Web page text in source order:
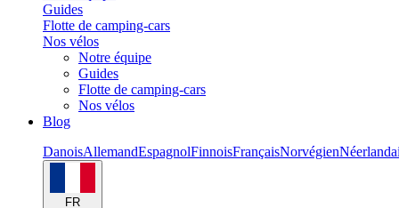
Guides
Flotte de camping-cars
Nos vélos
Notre équipe
Guides
Flotte de camping-cars
Nos vélos
Blog
DanoisAllemandEspagnolFinnoisFrançaisNorvégien
FR